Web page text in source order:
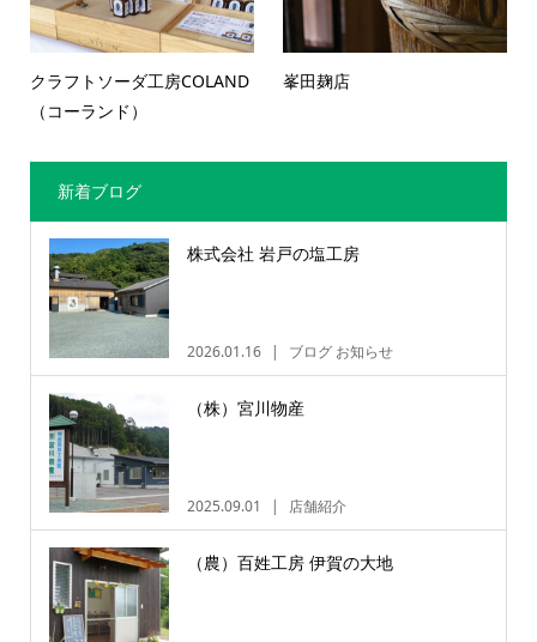
クラフトソーダ工房COLAND
（コーランド）
峯田麹店
新着ブログ
株式会社 岩戸の塩工房
2026.01.16 ブログ お知らせ
（株）宮川物産
2025.09.01 店舗紹介
（農）百姓工房 伊賀の大地